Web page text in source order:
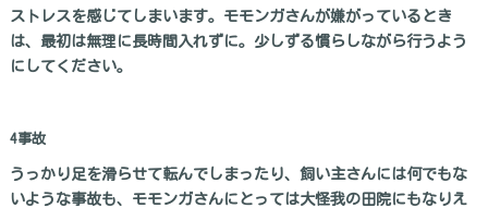
ストレスを感じてしまいます。モモンガさんが嫌がっているとき
は、最初は無理に長時間入れずに。少しずる慣らしながら行うよう
にしてください。
4事故
うっかり足を滑らせて転んでしまったり、飼い主さんには何でもな
いような事故も、モモンガさんにとっては大怪我の田院にもなりえ